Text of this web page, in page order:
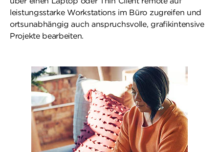
leistungsstarke Workstations im Büro zugreifen und
ortsunabhängig auch anspruchsvolle, grafikintensive
Projekte bearbeiten.